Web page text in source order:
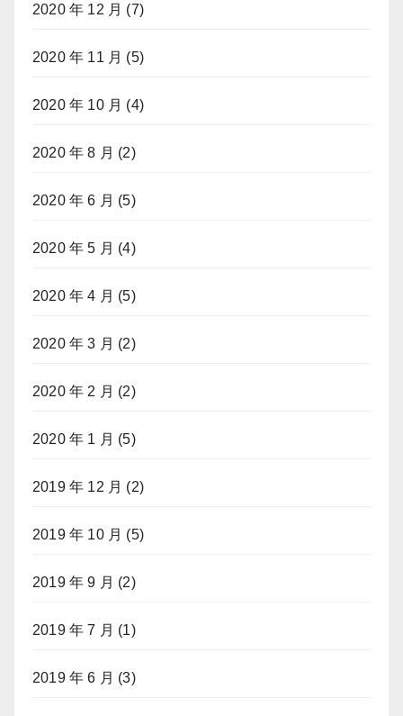
2020 年 12 月 (7)
2020 年 11 月 (5)
2020 年 10 月 (4)
2020 年 8 月 (2)
2020 年 6 月 (5)
2020 年 5 月 (4)
2020 年 4 月 (5)
2020 年 3 月 (2)
2020 年 2 月 (2)
2020 年 1 月 (5)
2019 年 12 月 (2)
2019 年 10 月 (5)
2019 年 9 月 (2)
2019 年 7 月 (1)
2019 年 6 月 (3)